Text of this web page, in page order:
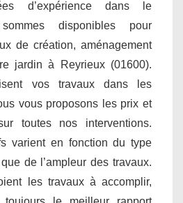
d’expérience dans le
disponibles pour
de création, aménagement
jardin à Reyrieux (01600).
vos travaux dans les
vous proposons les prix et
toutes nos interventions.
varient en fonction du type
de l’ampleur des travaux.
les travaux à accomplir,